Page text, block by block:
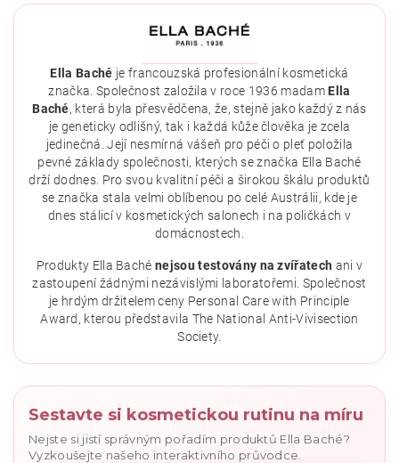
Vložením hodnocení souhlasíte sezásadami ochrany
osobních údajů .
Ella Baché je francouzská profesionální kosmetická
značka. Společnost založila v roce 1936 madam Ella
Baché, která byla přesvědčena, že, stejně jako každý z nás
je geneticky odlišný, tak i každá kůže člověka je zcela
jedinečná. Její nesmírná vášeň pro péči o pleť položila
pevné základy společnosti, kterých se značka Ella Baché
drží dodnes. Pro svou kvalitní péči a širokou škálu produktů
se značka stala velmi oblíbenou po celé Austrálii, kde je
dnes stálicí v kosmetických salonech i na poličkách v
domácnostech.
Produkty Ella Bachénejsou testovány na zvířatech ani v
zastoupení žádnými nezávislými laboratořemi. Společnost
je hrdým držitelem ceny Personal Care with Principle
Award, kterou představila The National Anti-Vivisection
Society.
Sestavte si kosmetickou rutinu na míru
Nejste si jistí správným pořadím produktů Ella Baché?
Vyzkoušejte našeho interaktivního průvodce.